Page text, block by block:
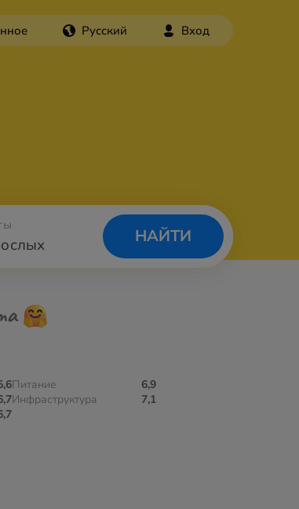
Русский Вход
НАЙТИ
Питание
6,9
Инфраструктура
7,1